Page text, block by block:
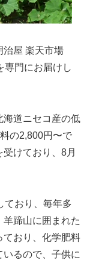
治屋 楽天市場
専門にお届けし
海道ニセコ産の低
の2,800円〜で
けており、8月
ており、毎年多
羊蹄山に囲まれた
ており、化学肥料
るので、子供に